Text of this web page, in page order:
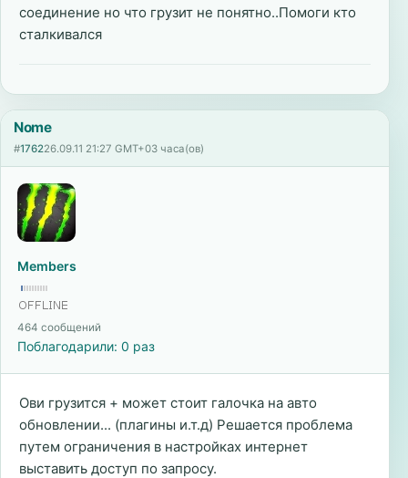
соединение но что грузит не понятно..Помоги кто
сталкивался
Nome
#176226.09.11 21:27 GMT+03 часа(ов)
Members
464 сообщений
Поблагодарили: 0 раз
Ови грузится + может стоит галочка на авто
обновлении... (плагины и.т.д) Решается проблема
путем ограничения в настройках интернет
выставить доступ по запросу.